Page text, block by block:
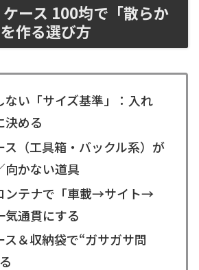
ース 100均で「散らか
作る選び方
ない「サイズ基準」：入れ
決める
ス（工具箱・バックル系）が
向かない道具
ンテナで「車載→サイト→
気通貫にする
ス＆収納袋で“ガサガサ問